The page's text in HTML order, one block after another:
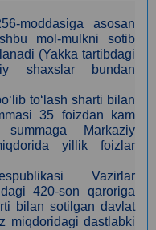
moddasiga asosan
mol-mulkni sotib
(Yakka tartibdagi
shaxslar bundan
to‘lash sharti bilan
35 foizdan kam
Markaziy
yillik foizlar
Vazirlar
420-son qaroriga
bilan sotilgan davlat
miqdoridagi dastlabki